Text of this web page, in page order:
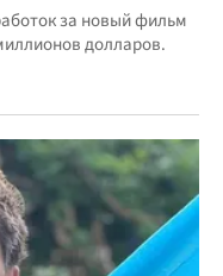
за новый фильм
долларов.